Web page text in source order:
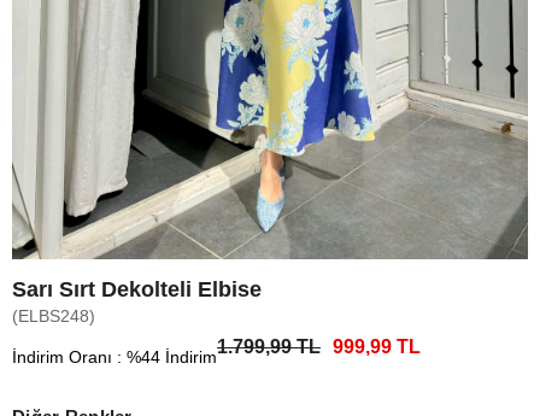
Sarı Sırt Dekolteli Elbise
(ELBS248)
İndirim Oranı : %44 İndirim1.799,99 TL 999,99 TL